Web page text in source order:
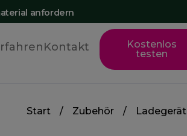
anfordern
Kontakt
Kostenlos
testen
Start/ Zubehör/ Ladegerät